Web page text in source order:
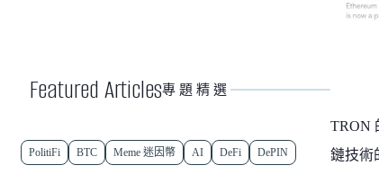
Featured Articles專題精選
PolitiFi BTC Meme 迷因幣 AI DeFi DePIN
TRON
鏈技術